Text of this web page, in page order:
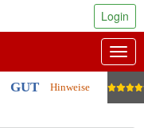
GUT Hinweise
Login